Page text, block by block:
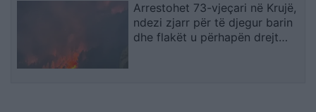
Arrestohet 73-vjeçari në Krujë,
ndezi zjarr për të djegur barin
dhe flakët u përhapën drejt